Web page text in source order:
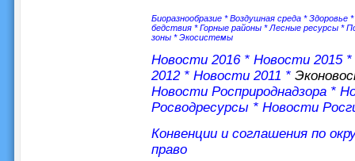
Биоразнообразие *Воздушная среда *Здоровье *
бедствия *Горные районы *Лесные ресурсы *
зоны *Экосистемы
Новости 2016* Новости 2015*
2012* Новости 2011 *
Новости Росприроднадзора*
Росводресурсы * Новости
Конвенции и соглашения по
право